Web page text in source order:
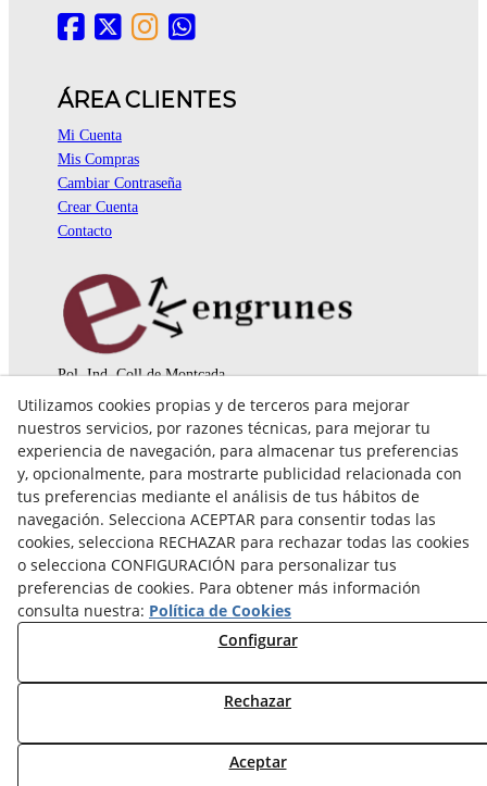
ÁREA CLIENTES
Mi Cuenta
Mis Compras
Cambiar Contraseña
Crear Cuenta
Contacto
Pol. Ind. Coll de Montcada
08110 Montcada i Reixac (Barcelona)
935 829 999
engrunes@engrunes.org
© 08/2026 FUNDACIÓ PRIVADA ENGRUNES - Todos los
derechos reservados.
Utilizamos cookies propias y de terceros para mejorar
nuestros servicios, por razones técnicas, para mejorar tu
experiencia de navegación, para almacenar tus preferencias
y, opcionalmente, para mostrarte publicidad relacionada con
tus preferencias mediante el análisis de tus hábitos de
navegación. Selecciona ACEPTAR para consentir todas las
cookies, selecciona RECHAZAR para rechazar todas las cookies
o selecciona CONFIGURACIÓN para personalizar tus
preferencias de cookies. Para obtener más información
consulta nuestra: Política de Cookies
Configurar
Rechazar
Aceptar